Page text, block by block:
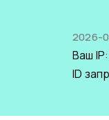
2026-
Ваш IP:
ID